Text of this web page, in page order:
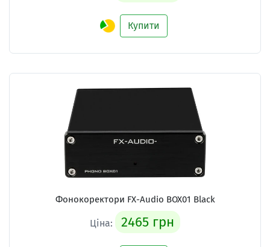
Купити
Фонокоректори FX-Audio BOX01 Black
Ціна: 2465 грн